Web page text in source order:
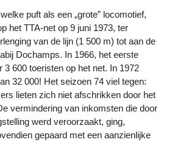
puft als een „grote” locomotief,
het TTA-net op 9 juni 1973, ter
van de lijn (1 500 m) tot aan de
Dochamps. In 1966, het eerste
3 600 toeristen op het net. In 1972
32 000! Het seizoen 74 viel tegen:
lieten zich niet afschrikken door het
vermindering van inkomsten die door
werd veroorzaakt, ging,
gepaard met een aanzienlijke